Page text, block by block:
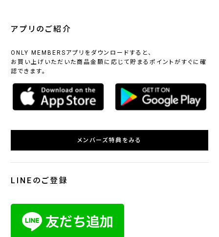
アプリのご紹介
ONLY MEMBERSアプリをダウンロードすると、
お買い上げいただいた商品金額に応じて貯まるポイントがすぐに確
認できます。
メンバーズ特典をみる
LINEのご登録